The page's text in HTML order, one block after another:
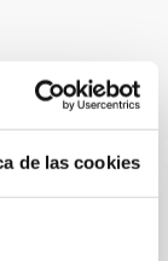
de las cookies